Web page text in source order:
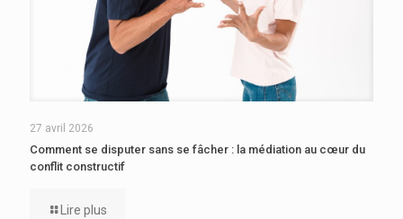
27 avril 2026
Comment se disputer sans se fâcher : la médiation au cœur du
conflit constructif
Lire plus